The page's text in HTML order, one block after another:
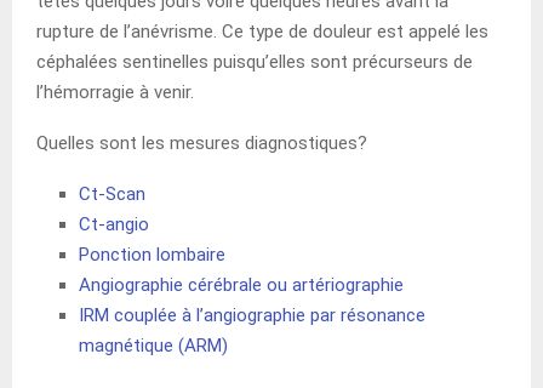
rupture de l’anévrisme. Ce type de douleur est appelé les
céphalées sentinelles puisqu’elles sont précurseurs de
l’hémorragie à venir.
Quelles sont les mesures diagnostiques?
Ct-Scan
Ct-angio
Ponction lombaire
Angiographie cérébrale ou artériographie
IRM couplée à l’angiographie par résonance
magnétique (ARM)